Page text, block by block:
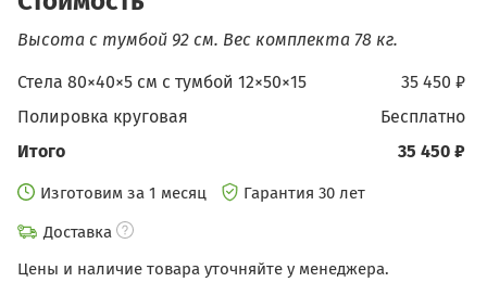
Высота с тумбой 92 см. Вес комплекта 78 кг.
35 450 ₽
Стела 80×40×5 см c тумбой 12×50×15
бесплатно
Полировка круговая
35 450 ₽
Итого
Изготовим за 1 месяц
Гарантия 30 лет
Доставка
Цены и наличие товара уточняйте у менеджера.